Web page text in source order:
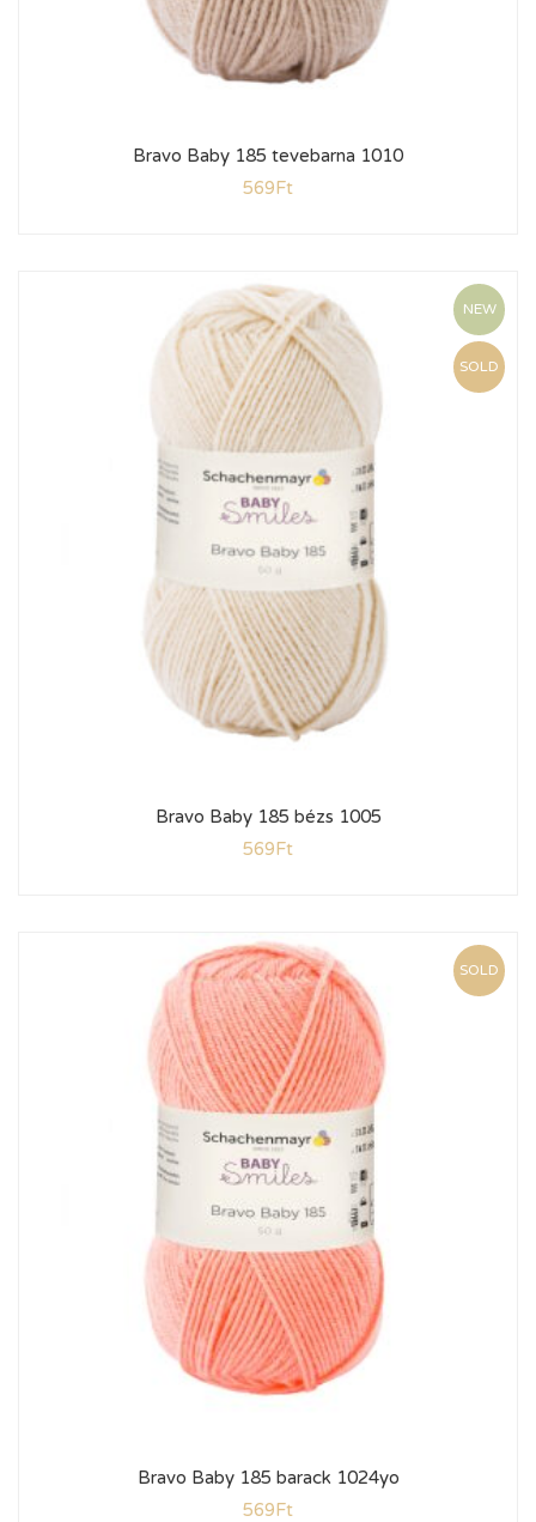
Bravo Baby 185 tevebarna 1010
569Ft
NEW
SOLD
Bravo Baby 185 bézs 1005
569Ft
SOLD
Bravo Baby 185 barack 1024yo
569Ft